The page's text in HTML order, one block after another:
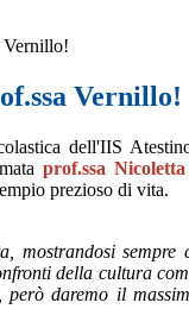
Vernillo!
Vernillo!
dell'IIS
prof.ssa
prezioso di vita.
della cultura
daremo il